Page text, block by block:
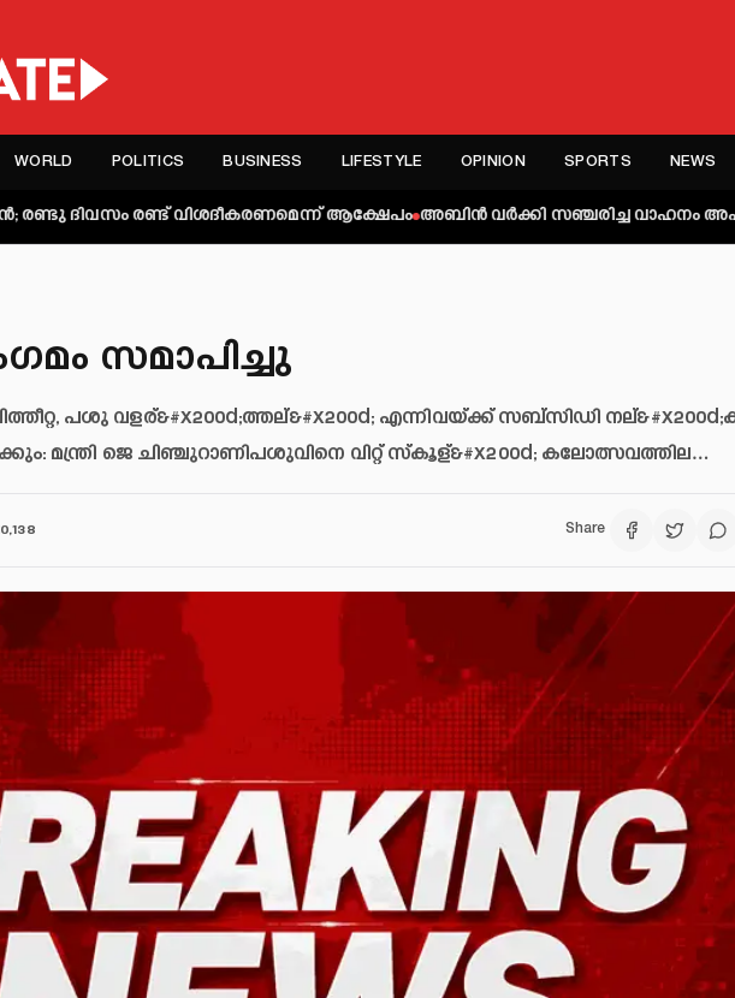
WORLD POLITICS BUSINESS LIFESTYLE OPINION SPORTS NEWS
രണ്ട് വിശദീകരണമെന്ന് ആക്ഷേപം അബിന്‍ വര്‍ക്കി സഞ്ചരിച്ച വാഹനം
സമാപിച്ചു
പശു വളര്&#x200d;ത്തല്&#x200d; എന്നിവയ്ക്ക് സബ്‌സിഡി
മന്ത്രി ജെ ചിഞ്ചുറാണിപശുവിനെ വിറ്റ് സ്‌കൂള്&#x200d; കലോത്സവത്തില…
Share